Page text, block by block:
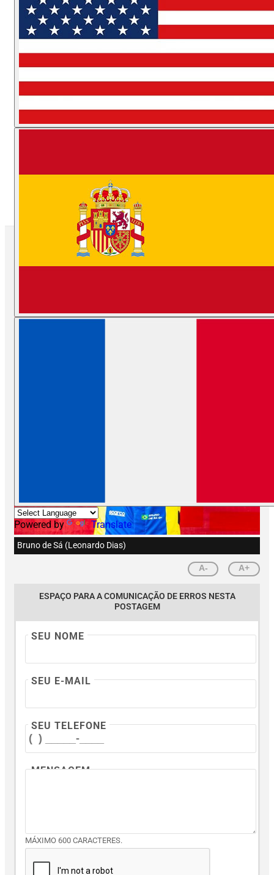
Powered by Translate
De último para o pódio, kart,
Bruno de Sá, coap, são, paulo,
protagonizou bela recuperação
de Kart
terminou a primeira bateria em 3º na
Motor em Ação
06/06/2026 22:39
Bruno de Sá (Leonardo Dias)
A- A+
ESPAÇO PARA A COMUNICAÇÃO DE ERROS NESTA
POSTAGEM
SEU NOME
SEU E-MAIL
SEU TELEFONE
MENSAGEM
MÁXIMO 600 CARACTERES.